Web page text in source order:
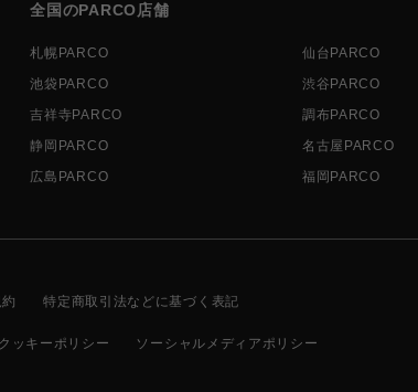
全国のPARCO店舗
札幌PARCO 仙台PARCO
池袋PARCO
渋谷PARCO
吉祥寺PARCO
調布PARCO
静岡PARCO
名古屋PARCO
広島PARCO
福岡PARCO
特定商取引法などに基づく表記
クッキーポリシー ソーシャルメディアポリシー